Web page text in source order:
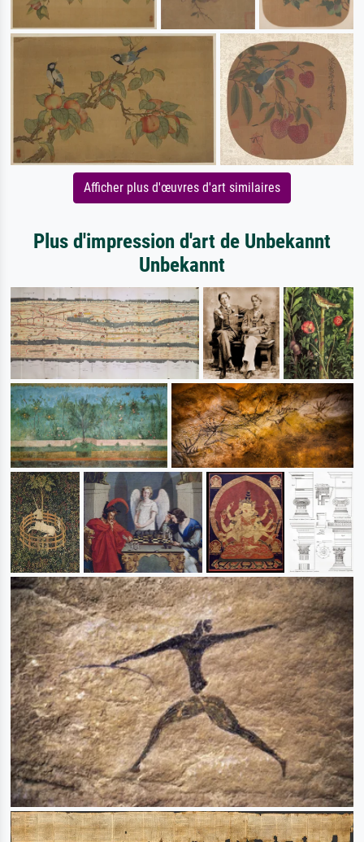
Afficher plus d'œuvres d'art similaires
Plus d'impression d'art de Unbekannt
Unbekannt